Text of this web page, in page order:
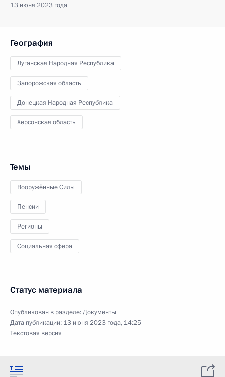
13 июня 2023 года
География
Луганская Народная Республика
Запорожская область
Донецкая Народная Республика
Херсонская область
Темы
Вооружённые Силы
Пенсии
Регионы
Социальная сфера
Статус материала
Опубликован в разделе:Документы
Дата публикации: 13 июня 2023 года, 14:25
Текстовая версия